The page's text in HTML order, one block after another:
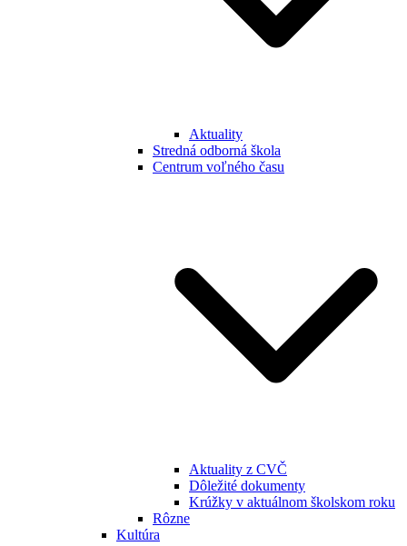
Aktuality
Stredná odborná škola
Centrum voľného času
Aktuality z CVČ
Dôležité dokumenty
Krúžky v aktuálnom školskom roku
Rôzne
Kultúra